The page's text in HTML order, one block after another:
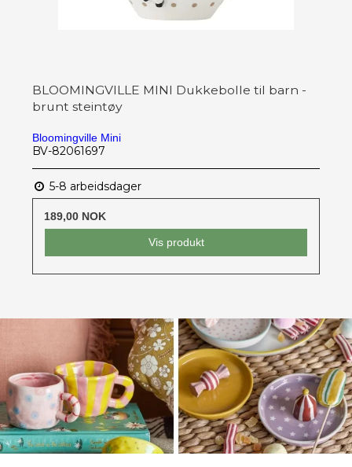
BLOOMINGVILLE MINI Dukkebolle til barn -
brunt steintøy
Bloomingville Mini
BV-82061697
5-8 arbeidsdager
189,00 NOK
Vis produkt